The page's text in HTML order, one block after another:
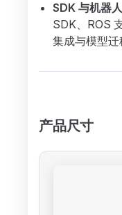
SDK 与机器
SDK、ROS
集成与模型迁
产品尺寸